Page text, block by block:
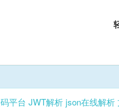
平台 JWT解析 json在线解析